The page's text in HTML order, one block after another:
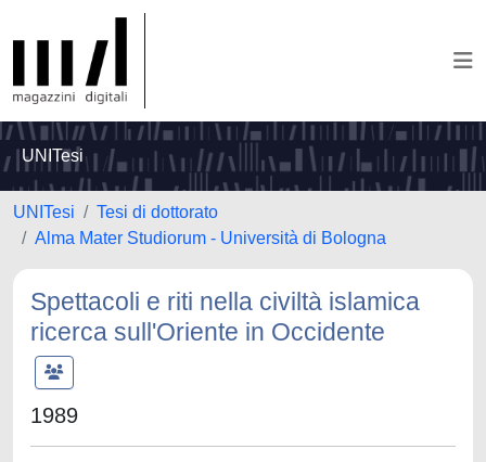
UNITesi
UNITesi
Tesi di dottorato
Alma Mater Studiorum - Università di Bologna
Spettacoli e riti nella civiltà islamica
ricerca sull'Oriente in Occidente
1989